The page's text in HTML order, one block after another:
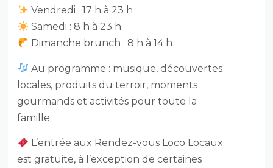
Vendredi : 17 h à 23 h
Samedi : 8 h à 23 h
Dimanche brunch : 8 h à 14 h
Au programme : musique, découvertes
locales, produits du terroir, moments
gourmands et activités pour toute la
famille.
L’entrée aux Rendez-vous Loco Locaux
est gratuite, à l’exception de certaines